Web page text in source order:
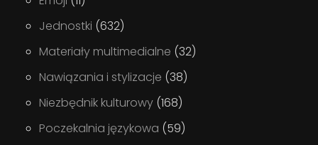
Jednostki (632)
Materiały multimedialne (32)
Nawiązania i stylizacje (38)
Niezbędnik kulturowy (168)
Poczekalnia językowa (59)